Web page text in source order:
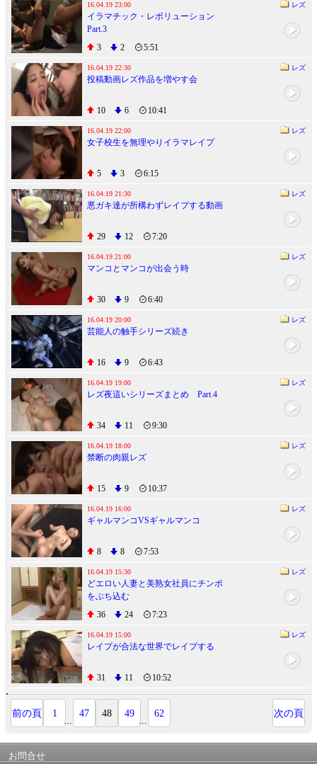
16.04.19 23:00 レズ
イラマチック・レボリューション
Part.3
3
2 5:51
16.04.19 22:30 レズ
投稿動画レズ作品を増やす会
10 6 10:41
16.04.19 22:00 レズ
女子校生を無理やりイラマレイプ
5 3 6:15
16.04.19 21:30 レズ
悪ガキ達が所構わずレイプする動画
29 12 7:20
16.04.19 21:00 レズ
マンコとマンコが出会う時
30 9 6:40
16.04.19 20:00 レズ
芸能人の触手シリーズ続き
16 9 6:43
16.04.19 19:00 レズ
レズ夜這いシリーズまとめ Part.4
34 11 9:30
16.04.19 18:00 レズ
禁断の肉親レズ
15 9 10:37
16.04.19 16:00 レズ
ギャルマンコVSギャルマンコ
8 8 7:53
16.04.19 15:30 レズ
どエロい人妻と美熟女社員にチンポ
をぶち込む
36
24 7:23
16.04.19 15:00 レズ
レイプが合法な世界でレイプする
31 11 10:52
前の頁 1
...
47 48 49
...
62 次の頁
お問合せ